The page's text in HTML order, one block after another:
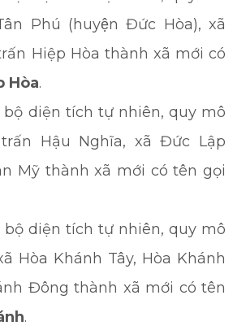
Phú (huyện Đức Hòa), xã
Hiệp Hòa thành xã mới có
Hòa.
bộ diện tích tự nhiên, quy mô
Hậu Nghĩa, xã Đức Lập
Mỹ thành xã mới có tên gọi
bộ diện tích tự nhiên, quy mô
Hòa Khánh Tây, Hòa Khánh
Đông thành xã mới có tên
.